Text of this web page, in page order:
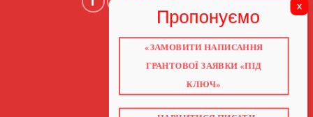
ГОЛОВНА
ГРАНТИ 2026
НАВЧАННЯ
«ЗАМОВИТИ НАПИСАННЯ
ГРАНТОВОЇ ЗАЯВКИ «ПІД
КЛЮЧ»